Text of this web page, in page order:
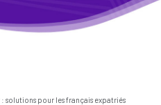
solutions pour les français expatriés